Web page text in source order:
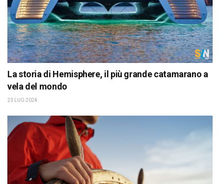
La storia di Hemisphere, il più grande catamarano a
vela del mondo
23 LUG 2024